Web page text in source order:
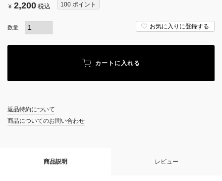
¥ 2,200 税込 100 ポイント
お気に入りに登録する
カートに入れる
返品特約について
商品についてのお問い合わせ
商品説明 レビュー